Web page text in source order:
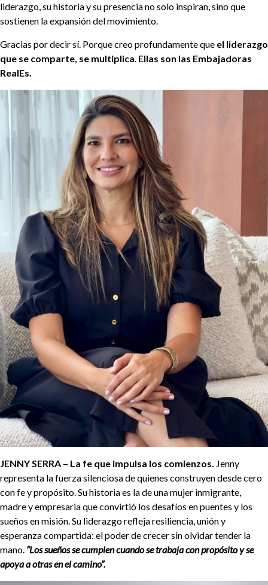
liderazgo, su historia y su presencia no solo inspiran, sino que
sostienen la expansión del movimiento.
Gracias por decir sí. Porque creo profundamente que el liderazgo
que se comparte, se multiplica. Ellas son las Embajadoras
RealEs.
JENNY SERRA – La fe que impulsa los comienzos. Jenny
representa la fuerza silenciosa de quienes construyen desde cero
con fe y propósito. Su historia es la de una mujer inmigrante,
madre y empresaria que convirtió los desafíos en puentes y los
sueños en misión. Su liderazgo refleja resiliencia, unión y
esperanza compartida: el poder de crecer sin olvidar tender la
mano. “Los sueños se cumplen cuando se trabaja con propósito y se
apoya a otras en el camino”.